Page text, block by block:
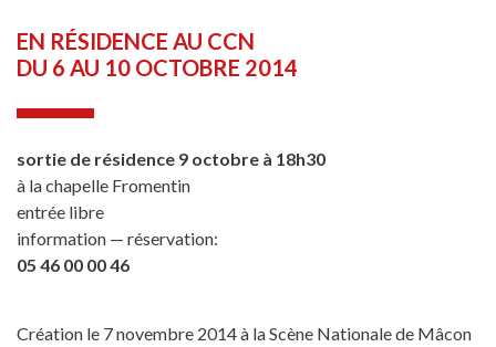
EN RÉSIDENCE AU CCN
DU 6 AU 10 OCTOBRE 2014
sortie de résidence 9 octobre à 18h30
à la chapelle Fromentin
entrée libre
information — réservation:
05 46 00 00 46
Création le 7 novembre 2014 à la Scène Nationale de Mâcon